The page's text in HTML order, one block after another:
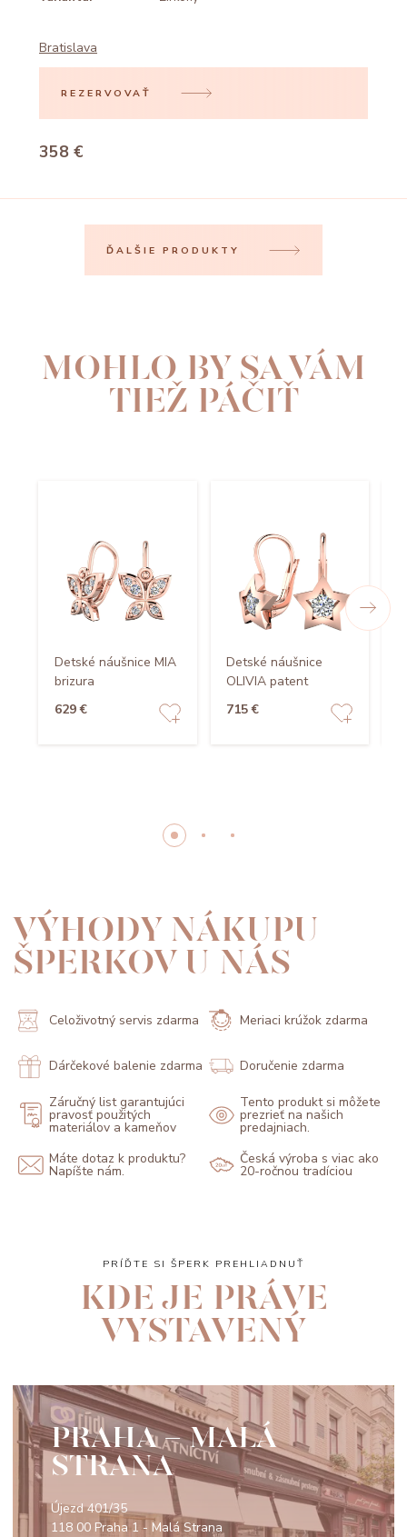
Bratislava
REZERVOVAŤ
358 €
ĎALŠIE PRODUKTY
MOHLO BY SA VÁM
TIEŽ PÁČIŤ
Detské náušnice MIA
brizura
629 €
Detské náušnice
OLIVIA patent
715 €
VÝHODY NÁKUPU
ŠPERKOV U NÁS
Celoživotný servis zdarma Meriaci krúžok zdarma
Dárčekové balenie zdarma Doručenie zdarma
Záručný list garantujúci
pravosť použitých
materiálov a kameňov
Tento produkt si môžete
prezrieť na našich
predajniach.
Máte dotaz k produktu?
Napíšte nám.
Česká výroba s viac ako
20-ročnou tradíciou
PRÍĎTE SI ŠPERK PREHLIADNUŤ
KDE JE PRÁVE
VYSTAVENÝ
PRAHA - MALÁ
STRANA
Újezd 401/35
118 00 Praha 1 - Malá Strana